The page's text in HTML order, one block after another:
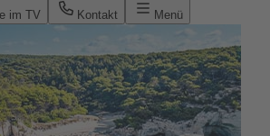
im TV Kontakt Menü